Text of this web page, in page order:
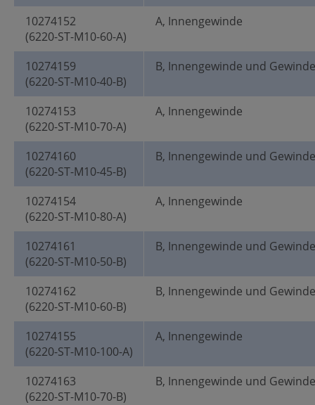
10274152
(6220-ST-M10-60-A)
A, Innengewinde
10274159
(6220-ST-M10-40-B)
B, Innengewinde und
10274153
(6220-ST-M10-70-A)
A, Innengewinde
10274160
(6220-ST-M10-45-B)
B, Innengewinde und
10274154
(6220-ST-M10-80-A)
A, Innengewinde
10274161
(6220-ST-M10-50-B)
B, Innengewinde und
10274162
(6220-ST-M10-60-B)
B, Innengewinde und
10274155
(6220-ST-M10-100-A)
A, Innengewinde
10274163
(6220-ST-M10-70-B)
B, Innengewinde und